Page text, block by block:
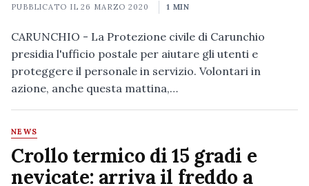
PUBBLICATO IL26 MARZO 2020 1 MIN
CARUNCHIO - La Protezione civile di Carunchio
presidia l'ufficio postale per aiutare gli utenti e
proteggere il personale in servizio. Volontari in
azione, anche questa mattina,…
NEWS
Crollo termico di 15 gradi e
nevicate: arriva il freddo a